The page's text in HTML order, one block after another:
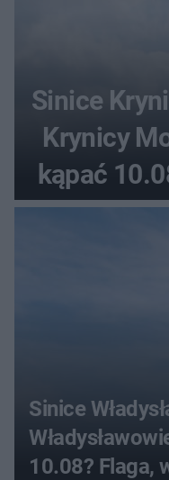
Sinice
Krynicy
kąpać
Sinice
10.08? Flaga,